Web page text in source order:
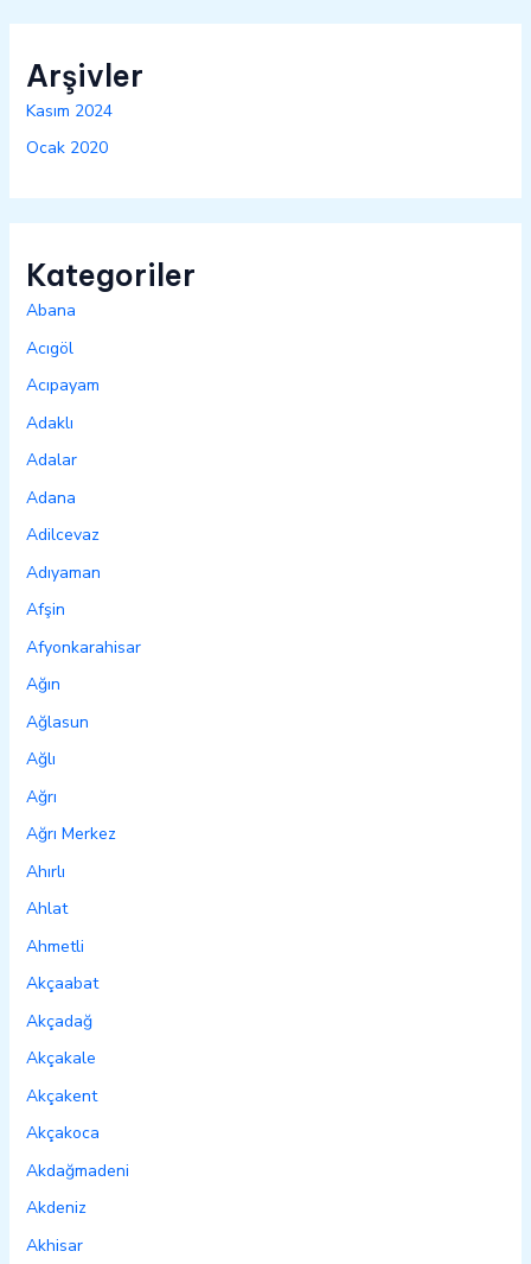
Arşivler
Kasım 2024
Ocak 2020
Kategoriler
Abana
Acıgöl
Acıpayam
Adaklı
Adalar
Adana
Adilcevaz
Adıyaman
Afşin
Afyonkarahisar
Ağın
Ağlasun
Ağlı
Ağrı
Ağrı Merkez
Ahırlı
Ahlat
Ahmetli
Akçaabat
Akçadağ
Akçakale
Akçakent
Akçakoca
Akdağmadeni
Akdeniz
Akhisar